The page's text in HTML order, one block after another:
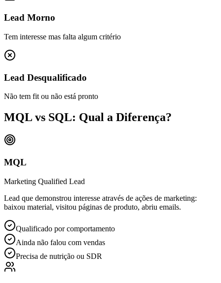
Lead Morno
Tem interesse mas falta algum critério
Lead Desqualificado
Não tem fit ou não está pronto
MQL vs SQL: Qual a Diferença?
MQL
Marketing Qualified Lead
Lead que demonstrou interesse através de ações de marketing:
baixou material, visitou páginas de produto, abriu emails.
Qualificado por comportamento
Ainda não falou com vendas
Precisa de nutrição ou SDR